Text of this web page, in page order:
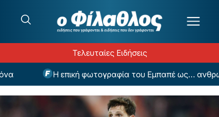
Τελευταίες Ειδήσεις
Η επική φωτογραφία του Εμπαπέ ως…